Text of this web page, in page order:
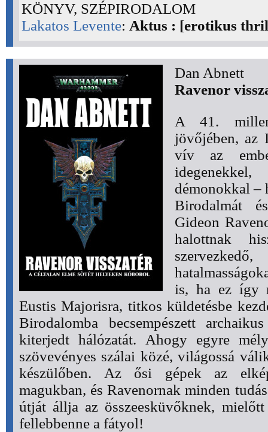
KÖNYV, SZÉPIRODALOM
Lakatos Levente: Aktus : [erotikus
Dan Abnett
Ravenor
A 41.
jövőjében, az
vív az
démonokkal –
Birodalmát
Gideon
halottnak
is, ha ez így
Eustis Majorisra, titkos küldetésbe
Birodalomba becsempészett
kiterjedt hálózatát. Ahogy egyre
szövevényes szálai közé, világossá
készülőben. Az ősi gépek az
magukban, és Ravenornak minden
útját állja az összeesküvőknek,
fellebbenne a fátyol!